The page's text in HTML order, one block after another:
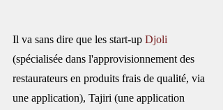
Il va sans dire que les start-up Djoli
(spécialisée dans l'approvisionnement des
restaurateurs en produits frais de qualité, via
une application), Tajiri (une application